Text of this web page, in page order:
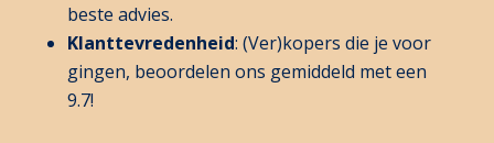
beste advies.
Klanttevredenheid: (Ver)kopers die je voor
gingen, beoordelen ons gemiddeld met een
9.7!